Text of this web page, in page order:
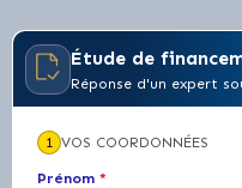
Étude de
Réponse d'un expert
1 VOS COORDONNÉES
Prénom *